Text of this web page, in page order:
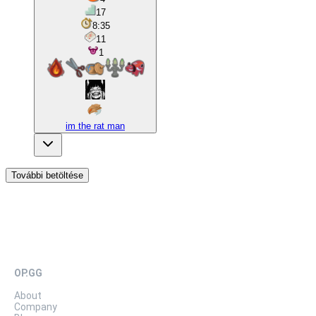
17
8:35
11
1
im the rat man
További betöltése
OP.GG
About
Company